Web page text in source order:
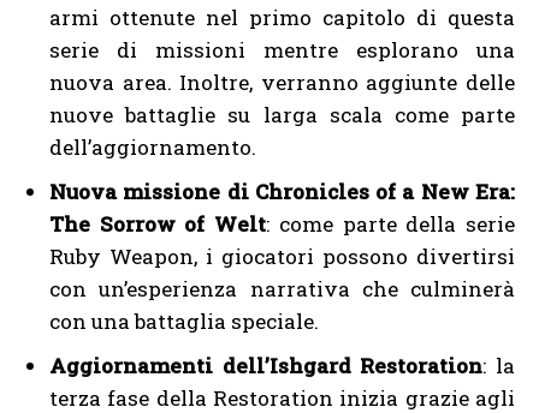
armi ottenute nel primo capitolo di questa
serie di missioni mentre esplorano una
nuova area. Inoltre, verranno aggiunte delle
nuove battaglie su larga scala come parte
dell’aggiornamento.
Nuova missione di Chronicles of a New Era:
The Sorrow of Welt: come parte della serie
Ruby Weapon, i giocatori possono divertirsi
con un’esperienza narrativa che culminerà
con una battaglia speciale.
Aggiornamenti dell’Ishgard Restoration: la
terza fase della Restoration inizia grazie agli